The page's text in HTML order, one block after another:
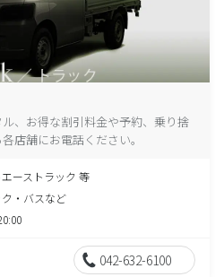
、お得な割引料金や予約、乗り捨
店舗にお電話ください。
ーストラック 等
ク・バスなど
042-632-6100